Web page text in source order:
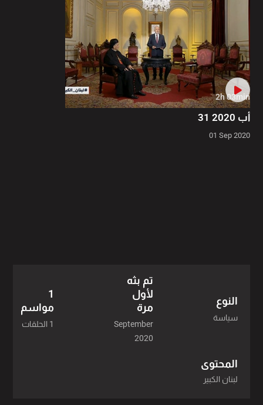
2h 03min
31 أب 2020
01 Sep 2020
النوع
سياسة
تم بثه
لأول
مرة
September
2020
1
مواسم
1 الحلقات
المحتوى
لبنان الكبير